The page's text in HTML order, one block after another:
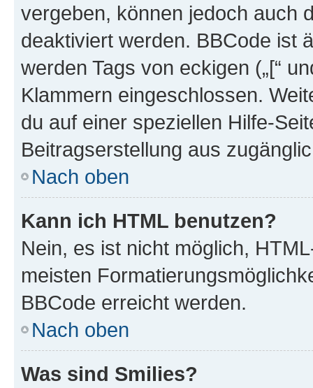
vergeben, können jedoch auch
deaktiviert werden. BBCode ist
werden Tags von eckigen („[“
Klammern eingeschlossen.
du auf einer speziellen Hilfe-
Beitragserstellung aus
Nach oben
Kann ich HTML benutzen?
Nein, es ist nicht möglich,
meisten
BBCode erreicht werden.
Nach oben
Was sind Smilies?